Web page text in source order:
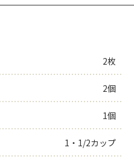
2枚
2個
1個
1・1/2カップ